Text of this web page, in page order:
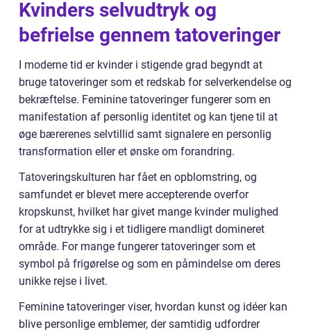
Kvinders selvudtryk og
befrielse gennem tatoveringer
I moderne tid er kvinder i stigende grad begyndt at
bruge tatoveringer som et redskab for selverkendelse og
bekræftelse. Feminine tatoveringer fungerer som en
manifestation af personlig identitet og kan tjene til at
øge bærerenes selvtillid samt signalere en personlig
transformation eller et ønske om forandring.
Tatoveringskulturen har fået en opblomstring, og
samfundet er blevet mere accepterende overfor
kropskunst, hvilket har givet mange kvinder mulighed
for at udtrykke sig i et tidligere mandligt domineret
område. For mange fungerer tatoveringer som et
symbol på frigørelse og som en påmindelse om deres
unikke rejse i livet.
Feminine tatoveringer viser, hvordan kunst og idéer kan
blive personlige emblemer, der samtidig udfordrer